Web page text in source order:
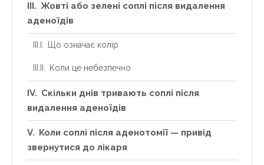
Жовті або зелені соплі після видалення
аденоїдів
Що означає колір
Коли це небезпечно
Скільки днів тривають соплі після
видалення аденоїдів
Коли соплі після аденотомії — привід
звернутися до лікаря